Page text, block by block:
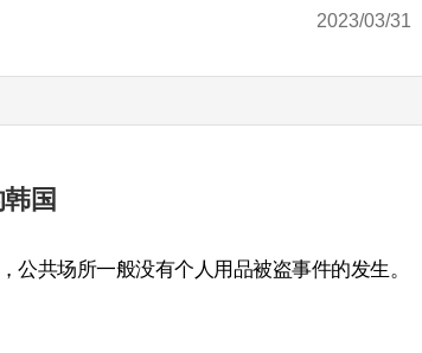
2023/03/31
国
公共场所一般没有个人用品被盗事件的发生。